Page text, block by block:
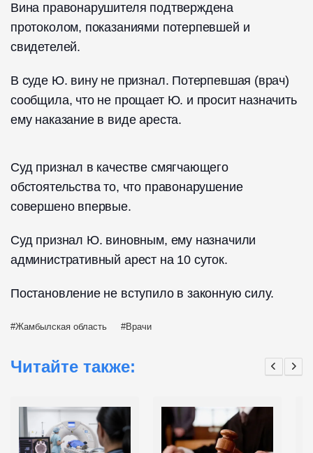
Вина правонарушителя подтверждена
протоколом, показаниями потерпевшей и
свидетелей.
В суде Ю. вину не признал. Потерпевшая (врач)
сообщила, что не прощает Ю. и просит назначить
ему наказание в виде ареста.
Суд признал в качестве смягчающего
обстоятельства то, что правонарушение
совершено впервые.
Суд признал Ю. виновным, ему назначили
административный арест на 10 суток.
Постановление не вступило в законную силу.
Жамбылская область Врачи
Читайте также: